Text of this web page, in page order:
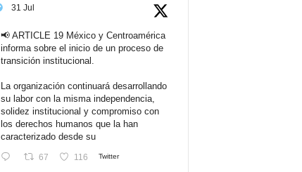
31 Jul
📢 ARTICLE 19 México y Centroamérica
informa sobre el inicio de un proceso de
transición institucional.
La organización continuará desarrollando
su labor con la misma independencia,
solidez institucional y compromiso con
los derechos humanos que la han
caracterizado desde su
67 116 Twitter